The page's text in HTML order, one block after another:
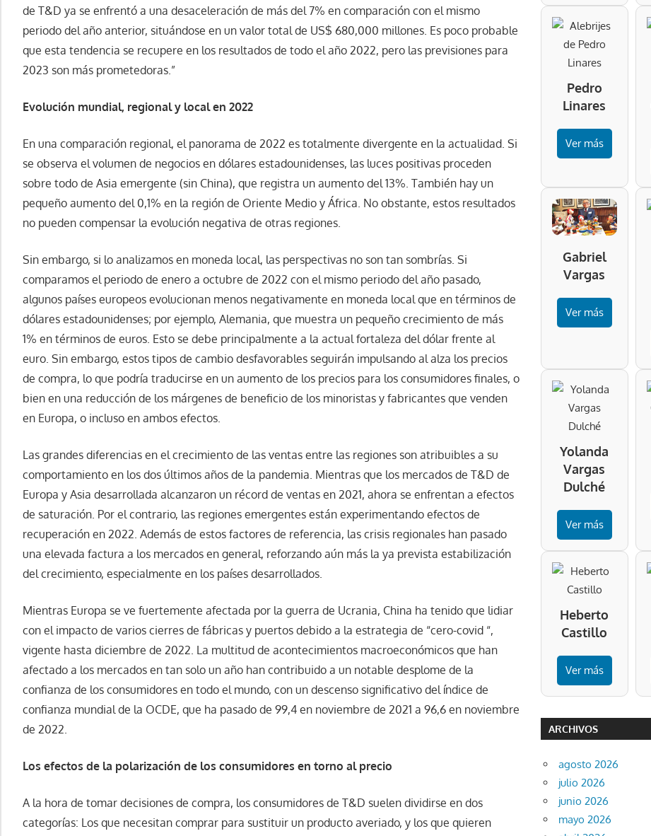
de T&D ya se enfrentó a una desaceleración de más del 7% en comparación con el mismo
periodo del año anterior, situándose en un valor total de US$ 680,000 millones. Es poco probable
que esta tendencia se recupere en los resultados de todo el año 2022, pero las previsiones para
2023 son más prometedoras.”
Evolución mundial, regional y local en 2022
En una comparación regional, el panorama de 2022 es totalmente divergente en la actualidad. Si
se observa el volumen de negocios en dólares estadounidenses, las luces positivas proceden
sobre todo de Asia emergente (sin China), que registra un aumento del 13%. También hay un
pequeño aumento del 0,1% en la región de Oriente Medio y África. No obstante, estos resultados
no pueden compensar la evolución negativa de otras regiones.
Sin embargo, si lo analizamos en moneda local, las perspectivas no son tan sombrías. Si
comparamos el periodo de enero a octubre de 2022 con el mismo periodo del año pasado,
algunos países europeos evolucionan menos negativamente en moneda local que en términos de
dólares estadounidenses; por ejemplo, Alemania, que muestra un pequeño crecimiento de más
1% en términos de euros. Esto se debe principalmente a la actual fortaleza del dólar frente al
euro. Sin embargo, estos tipos de cambio desfavorables seguirán impulsando al alza los precios
de compra, lo que podría traducirse en un aumento de los precios para los consumidores finales, o
bien en una reducción de los márgenes de beneficio de los minoristas y fabricantes que venden
en Europa, o incluso en ambos efectos.
Las grandes diferencias en el crecimiento de las ventas entre las regiones son atribuibles a su
comportamiento en los dos últimos años de la pandemia. Mientras que los mercados de T&D de
Europa y Asia desarrollada alcanzaron un récord de ventas en 2021, ahora se enfrentan a efectos
de saturación. Por el contrario, las regiones emergentes están experimentando efectos de
recuperación en 2022. Además de estos factores de referencia, las crisis regionales han pasado
una elevada factura a los mercados en general, reforzando aún más la ya prevista estabilización
del crecimiento, especialmente en los países desarrollados.
Mientras Europa se ve fuertemente afectada por la guerra de Ucrania, China ha tenido que lidiar
con el impacto de varios cierres de fábricas y puertos debido a la estrategia de “cero-covid “,
vigente hasta diciembre de 2022. La multitud de acontecimientos macroeconómicos que han
afectado a los mercados en tan solo un año han contribuido a un notable desplome de la
confianza de los consumidores en todo el mundo, con un descenso significativo del índice de
confianza mundial de la OCDE, que ha pasado de 99,4 en noviembre de 2021 a 96,6 en noviembre
de 2022.
Los efectos de la polarización de los consumidores en torno al precio
A la hora de tomar decisiones de compra, los consumidores de T&D suelen dividirse en dos
categorías: Los que necesitan comprar para sustituir un producto averiado, y los que quieren
Pedro
Linares
Ver más
Gabriel
Vargas
Ver más
Yolanda
Vargas
Dulché
Ver más
Heberto
Castillo
Ver más
ARCHIVOS
agosto 2026
julio 2026
junio 2026
mayo 2026